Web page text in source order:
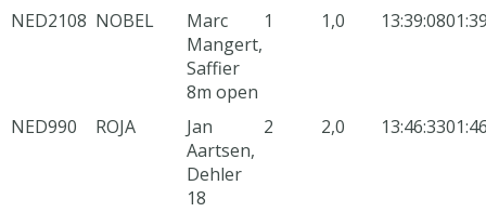
NED2108 NOBEL
Marc
Mangert,
Saffier
8m open
1 1,0 13:39:08
NED990 ROJA
Jan
Aartsen,
Dehler
18
2 2,0 13:46:33